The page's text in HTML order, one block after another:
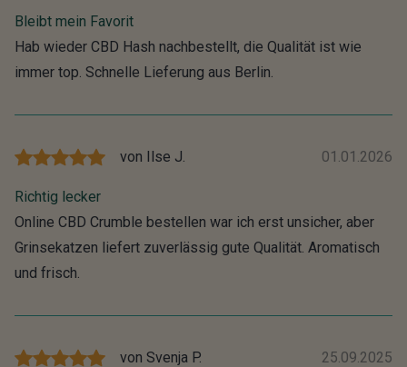
Bleibt mein Favorit
Hab wieder CBD Hash nachbestellt, die Qualität ist wie
immer top. Schnelle Lieferung aus Berlin.
von Ilse J. 01.01.2026
Richtig lecker
Online CBD Crumble bestellen war ich erst unsicher, aber
Grinsekatzen liefert zuverlässig gute Qualität. Aromatisch
und frisch.
von Svenja P. 25.09.2025